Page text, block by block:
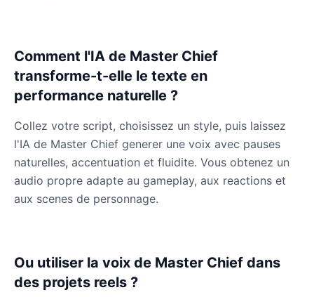
Male @BlueWillow
Jinx
John Marston
Leon Kennedy
Comment l'IA de Master Chief
transforme-t-elle le texte en
performance naturelle ?
Collez votre script, choisissez un style, puis laissez
l'IA de Master Chief generer une voix avec pauses
naturelles, accentuation et fluidite. Vous obtenez un
audio propre adapte au gameplay, aux reactions et
aux scenes de personnage.
Ou utiliser la voix de Master Chief dans
des projets reels ?